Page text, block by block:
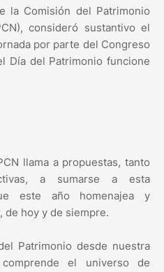
la Comisión del Patrimonio
consideró sustantivo el
por parte del Congreso
Día del Patrimonio funcione
llama a propuestas, tanto
a sumarse a esta
este año homenajea y
de hoy y de siempre.
Patrimonio desde nuestra
el universo de